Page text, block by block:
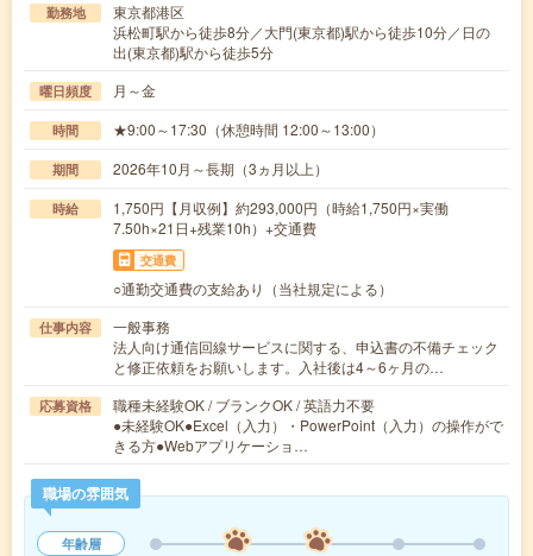
勤務地
東京都港区
浜松町駅から徒歩8分／大門(東京都)駅から徒歩10分／日の
出(東京都)駅から徒歩5分
曜日頻度 月～金
時間 ★9:00～17:30（休憩時間 12:00～13:00）
期間 2026年10月～長期（3ヵ月以上）
時給
1,750円【月収例】約293,000円（時給1,750円×実働
7.50h×21日+残業10h）+交通費
交通費
○通勤交通費の支給あり（当社規定による）
仕事内容
一般事務
法人向け通信回線サービスに関する、申込書の不備チェック
と修正依頼をお願いします。入社後は4～6ヶ月の…
応募資格
職種未経験OK / ブランクOK / 英語力不要
●未経験OK●Excel（入力）・PowerPoint（入力）の操作がで
きる方●Webアプリケーショ…
職場の雰囲気
年齢層